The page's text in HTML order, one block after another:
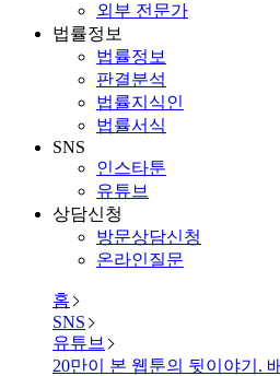
외부 전문가
법률정보
법률정보
판결분석
법률지식인
법률서식
SNS
인스타툰
유튜브
상담신청
방문상담신청
온라인질문
홈
SNS
유튜브
20만이 본 웹툰의 뒷이야기.